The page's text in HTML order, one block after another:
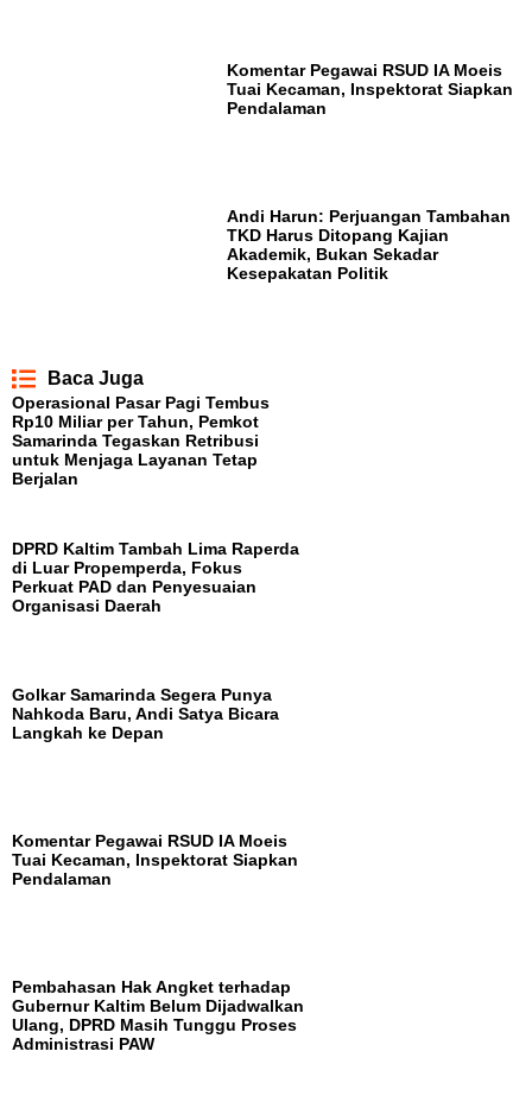
Komentar Pegawai RSUD IA Moeis
Tuai Kecaman, Inspektorat Siapkan
Pendalaman
Andi Harun: Perjuangan Tambahan
TKD Harus Ditopang Kajian
Akademik, Bukan Sekadar
Kesepakatan Politik
Baca Juga
Operasional Pasar Pagi Tembus
Rp10 Miliar per Tahun, Pemkot
Samarinda Tegaskan Retribusi
untuk Menjaga Layanan Tetap
Berjalan
DPRD Kaltim Tambah Lima Raperda
di Luar Propemperda, Fokus
Perkuat PAD dan Penyesuaian
Organisasi Daerah
Golkar Samarinda Segera Punya
Nahkoda Baru, Andi Satya Bicara
Langkah ke Depan
Komentar Pegawai RSUD IA Moeis
Tuai Kecaman, Inspektorat Siapkan
Pendalaman
Pembahasan Hak Angket terhadap
Gubernur Kaltim Belum Dijadwalkan
Ulang, DPRD Masih Tunggu Proses
Administrasi PAW